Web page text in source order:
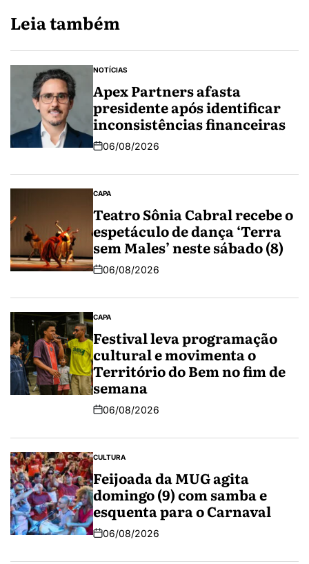
Leia também
NOTÍCIAS
Apex Partners afasta
presidente após identificar
inconsistências financeiras
06/08/2026
CAPA
Teatro Sônia Cabral recebe o
espetáculo de dança ‘Terra
sem Males’ neste sábado (8)
06/08/2026
CAPA
Festival leva programação
cultural e movimenta o
Território do Bem no fim de
semana
06/08/2026
CULTURA
Feijoada da MUG agita
domingo (9) com samba e
esquenta para o Carnaval
06/08/2026